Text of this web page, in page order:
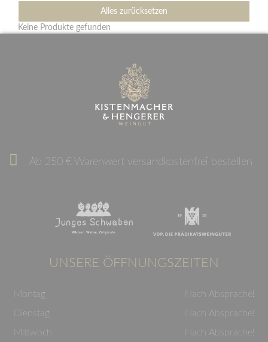
Alles zurücksetzen
Keine Produkte gefunden
Ab 250 € Warenwert versandkostenfrei bestellen
UNSERE ÖFFNUNGSZEITEN
Montag
Nach Absprache!
Dienstag
Nach Absprache!
Mittwoch
Nach Absprache!